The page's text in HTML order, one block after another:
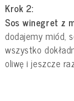
Krok 2:
Sos winegret z
dodajemy miód,
wszystko
oliwę i jeszcze